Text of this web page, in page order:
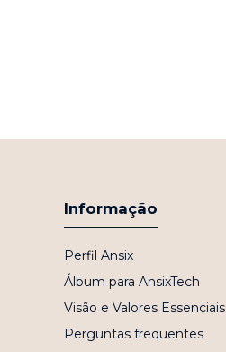
Informação
Perfil Ansix
Álbum para AnsixTech
Visão e Valores Essenciais
Perguntas frequentes